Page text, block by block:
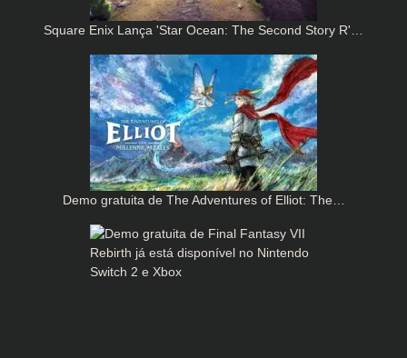
Square Enix Lança 'Star Ocean: The Second Story R'…
Demo gratuita de The Adventures of Elliot: The…